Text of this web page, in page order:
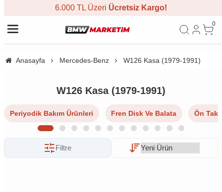
6.000 TL Üzeri Ücretsiz Kargo!
0
Anasayfa Mercedes-Benz W126 Kasa (1979-1991)
W126 Kasa (1979-1991)
Periyodik Bakım Ürünleri Fren Disk Ve Balata Ön
Filtre